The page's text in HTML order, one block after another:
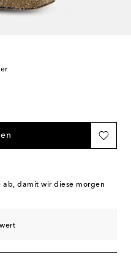
ab, damit wir diese morgen